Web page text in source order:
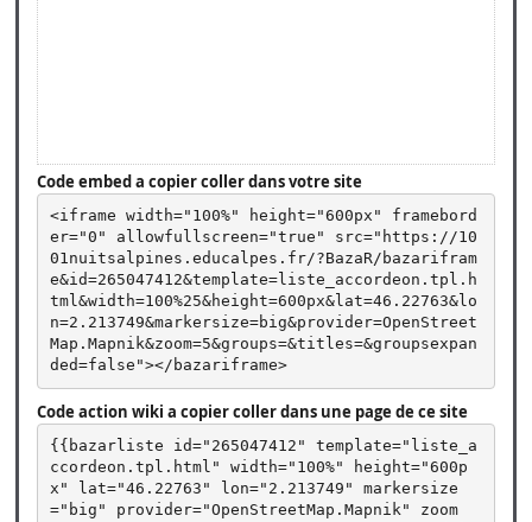
Code embed a copier coller dans votre site
<iframe width="100%" height="600px" framebord
er="0" allowfullscreen="true" src="https://10
01nuitsalpines.educalpes.fr/?BazaR/bazarifram
e&id=265047412&template=liste_accordeon.tpl.h
tml&width=100%25&height=600px&lat=46.22763&lo
n=2.213749&markersize=big&provider=OpenStreet
Map.Mapnik&zoom=5&groups=&titles=&groupsexpan
ded=false"></bazariframe>
Code action wiki a copier coller dans une page de ce site
{{bazarliste id="265047412" template="liste_a
ccordeon.tpl.html" width="100%" height="600p
x" lat="46.22763" lon="2.213749" markersize
="big" provider="OpenStreetMap.Mapnik" zoom